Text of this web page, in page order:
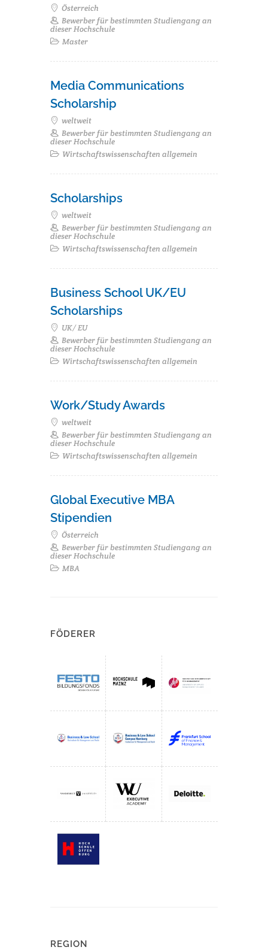
Österreich
Bewerber für bestimmten Studiengang an
dieser Hochschule
Master
Media Communications
Scholarship
weltweit
Bewerber für bestimmten Studiengang an
dieser Hochschule
Wirtschaftswissenschaften allgemein
Scholarships
weltweit
Bewerber für bestimmten Studiengang an
dieser Hochschule
Wirtschaftswissenschaften allgemein
Business School UK/EU
Scholarships
UK/ EU
Bewerber für bestimmten Studiengang an
dieser Hochschule
Wirtschaftswissenschaften allgemein
Work/Study Awards
weltweit
Bewerber für bestimmten Studiengang an
dieser Hochschule
Wirtschaftswissenschaften allgemein
Global Executive MBA
Stipendien
Österreich
Bewerber für bestimmten Studiengang an
dieser Hochschule
MBA
FÖDERER
REGION